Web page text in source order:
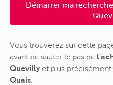
Démarrer ma
Vous trouverez sur cette
avant de sauter le pas de
Quevilly et plus précisément
Quais.